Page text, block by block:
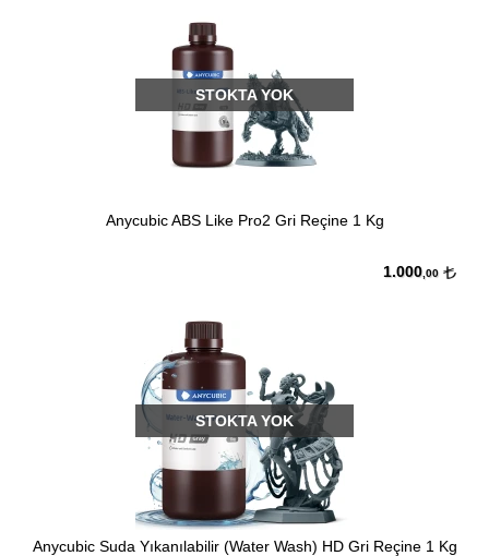
STOKTA YOK
Anycubic ABS Like Pro2 Gri Reçine 1 Kg
1.000 ,00
STOKTA YOK
Anycubic Suda Yıkanılabilir (Water Wash) HD Gri Reçine 1 Kg